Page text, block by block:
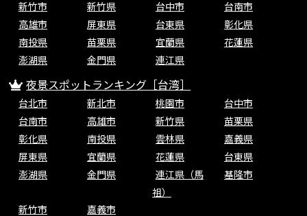
新竹市
新竹県 台中市
台南市
高雄市
屏東県 台東県
彰化県
南投県
苗栗県 宜蘭県
花蓮県
澎湖県
金門県 連江県
夜景スポットランキング［台湾］
台北市 新北市 桃園市
台中市
台南市
高雄市 新竹県
苗栗県
彰化県
南投県 雲林県
嘉義県
屏東県
宜蘭県 花蓮県
台東県
澎湖県
金門県
連江県（馬
祖）
基隆市
新竹市 嘉義市